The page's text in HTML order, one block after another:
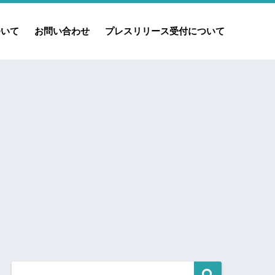
て お問い合わせ プレスリリース受付について